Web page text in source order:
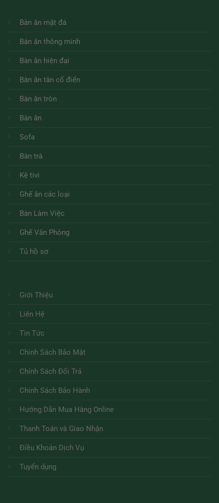
Bàn ăn mặt đá
Bàn ăn thông minh
Bàn ăn hiện đại
Bàn ăn tân cổ điển
Bàn ăn tròn
Bàn ăn
Sofa
Bàn trà
Kệ tivi
Ghế ăn các loại
Bàn Làm Việc
Ghế Văn Phòng
Tủ hồ sơ
Giới Thiệu
Liên Hệ
Tin Tức
Chính Sách Bảo Mật
Chính Sách Đổi Trả
Chính Sách Bảo Hành
Hướng Dẫn Mua Hàng Online
Thanh Toán và Giao Nhận
Điều Khoản Dịch Vụ
Tuyển dụng